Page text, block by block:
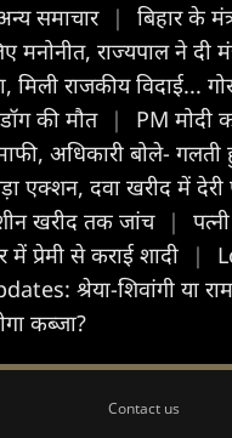
समाचार |
बिहार के
मनोनीत, राज्यपाल ने दी
मिली राजकीय विदाई...
की मौत |
PM मोदी
अधिकारी बोले- गलती
एक्शन, दवा खरीद में
खरीद तक जांच |
में प्रेमी से कराई शादी
|
श्रेया-शिवांगी या
कब्जा?
Contact us